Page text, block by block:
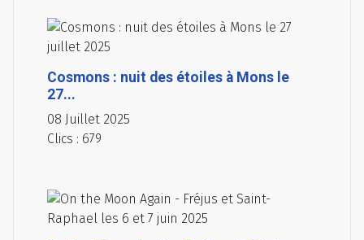
Cosmons : nuit des étoiles à Mons le
27...
08 Juillet 2025
Clics : 679